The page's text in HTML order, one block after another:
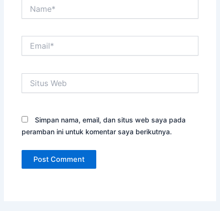
Web
Simpan nama, email, dan situs web saya pada
peramban ini untuk komentar saya berikutnya.